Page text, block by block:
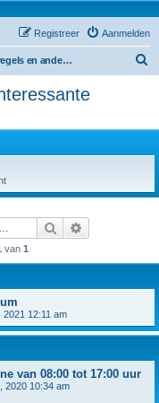
Aanmelden
Registreer
Forumregels en andere vast interessante informatie
Zoek
van 1
2021 12:11 am
van 08:00 tot 17:00 uur
2020 10:34 am